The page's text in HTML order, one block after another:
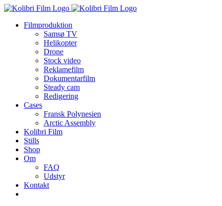
Skip
contentFilmproduktion
Samsø TV
Helikopter
Drone
Stock video
Reklamefilm
Dokumentarfilm
Steady cam
Redigering
Cases
Fransk Polynesien
Arctic Assembly
Kolibri Film
Stills
Shop
Om
FAQ
Udstyr
Kontakt